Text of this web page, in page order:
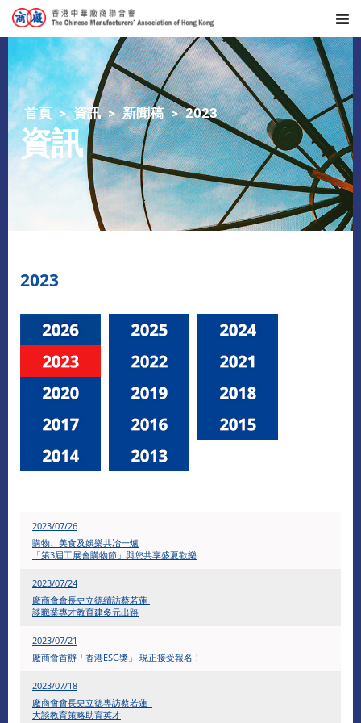
首頁 資訊 新聞稿 2023
資訊
2023
2023/07/26
​購物、美食及娛樂共冶一爐
「第3屆工展會購物節」與您共享盛夏歡樂
2023/07/24
廠商會會長史立德續訪蔡若蓮
談職業專才教育建多元出路
2023/07/21
廠商會首辦「香港ESG獎」 現正接受報名！
2023/07/18
​廠商會會長史立德專訪蔡若蓮
大談教育策略助育英才